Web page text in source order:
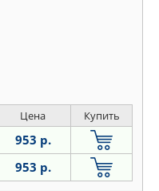
Цена Купить
953 р.
953 р.